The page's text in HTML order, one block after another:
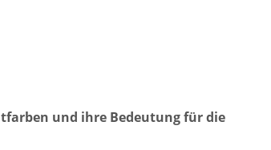
und ihre Bedeutung für die